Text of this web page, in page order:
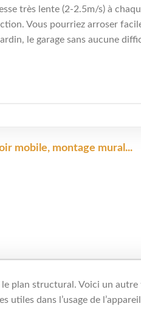
très lente (2-2.5m/s) à
Vous pourriez arroser
le garage sans aucune
mobile, montage mural...
plan structural. Voici un
utiles dans l’usage de